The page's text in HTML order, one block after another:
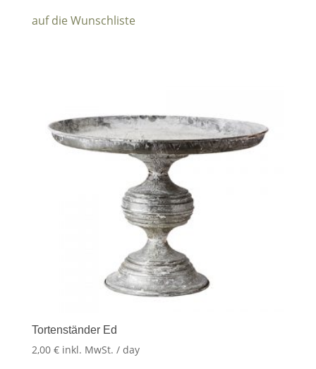
auf die Wunschliste
Tortenständer Ed
2,00 € inkl. MwSt. / day